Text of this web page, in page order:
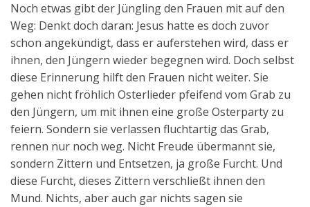
Noch etwas gibt der Jüngling den Frauen mit auf den
Weg: Denkt doch daran: Jesus hatte es doch zuvor
schon angekündigt, dass er auferstehen wird, dass er
ihnen, den Jüngern wieder begegnen wird. Doch selbst
diese Erinnerung hilft den Frauen nicht weiter. Sie
gehen nicht fröhlich Osterlieder pfeifend vom Grab zu
den Jüngern, um mit ihnen eine große Osterparty zu
feiern. Sondern sie verlassen fluchtartig das Grab,
rennen nur noch weg. Nicht Freude übermannt sie,
sondern Zittern und Entsetzen, ja große Furcht. Und
diese Furcht, dieses Zittern verschließt ihnen den
Mund. Nichts, aber auch gar nichts sagen sie